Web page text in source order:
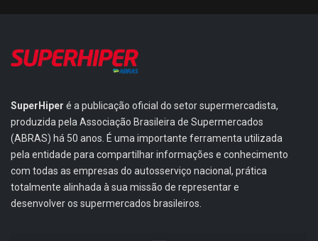
SuperHiper é a publicação oficial do setor supermercadista,
produzida pela Associação Brasileira de Supermercados
(ABRAS) há 50 anos. É uma importante ferramenta utilizada
pela entidade para compartilhar informações e conhecimento
com todas as empresas do autosserviço nacional, prática
totalmente alinhada à sua missão de representar e
desenvolver os supermercados brasileiros.